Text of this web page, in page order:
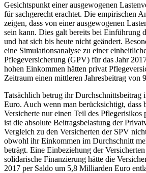
Gesichtspunkt einer ausgewogenen
für sachgerecht erachtet. Die empirischen
zeigen, dass von einer ausgewogenen
sein kann. Dies galt bereits bei Einführung
und hat sich bis heute nicht geändert.
eine Simulationsanalyse zu einer
Pflegeversicherung (GPV) für das Jahr
hohen Einkommen hätten privat
Zeitraum einen mittleren Jahresbeitrag von
Tatsächlich betrug ihr Durchschnittsbeitrag
Euro. Auch wenn man berücksichtigt, dass
Versicherte nur einen Teil des Pflegerisikos
ist die absolute Beitragsbelastung der
Vergleich zu den Versicherten der SPV
obwohl ihr Einkommen im Durchschnitt
beträgt. Eine Einbeziehung der
solidarische Finanzierung hätte die
2017 per Saldo um 5,8 Milliarden Euro